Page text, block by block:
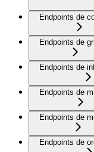
Endpoints de
Endpoints de
Endpoints de
Endpoints de
Endpoints de
Endpoints de